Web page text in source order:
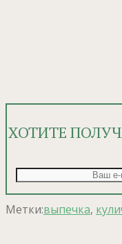
ХОТИТЕ
Метки:выпечка,